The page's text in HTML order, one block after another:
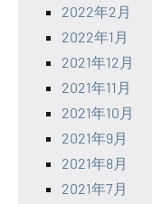
2022年2月
2022年1月
2021年12月
2021年11月
2021年10月
2021年9月
2021年8月
2021年7月